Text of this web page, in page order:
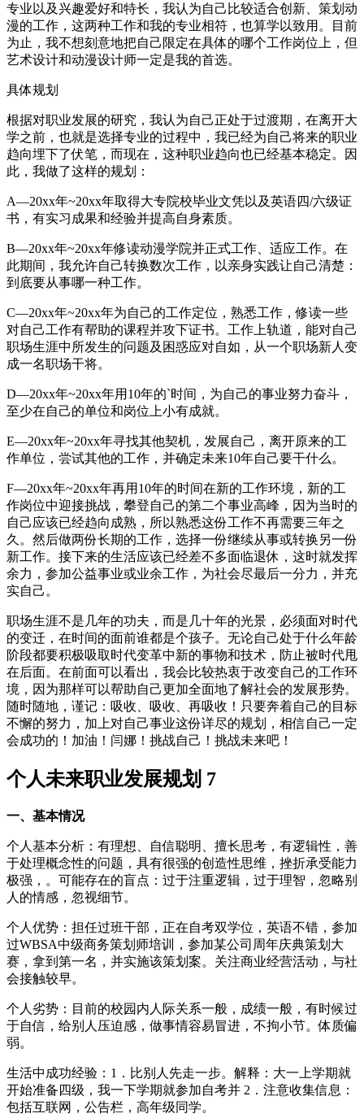
专业以及兴趣爱好和特长，我认为自己比较适合创新、策划动
漫的工作，这两种工作和我的专业相符，也算学以致用。目前
为止，我不想刻意地把自己限定在具体的哪个工作岗位上，但
艺术设计和动漫设计师一定是我的首选。
具体规划
根据对职业发展的研究，我认为自己正处于过渡期，在离开大
学之前，也就是选择专业的过程中，我已经为自己将来的职业
趋向埋下了伏笔，而现在，这种职业趋向也已经基本稳定。因
此，我做了这样的规划：
A—20xx年~20xx年取得大专院校毕业文凭以及英语四/六级证
书，有实习成果和经验并提高自身素质。
B—20xx年~20xx年修读动漫学院并正式工作、适应工作。在
此期间，我允许自己转换数次工作，以亲身实践让自己清楚：
到底要从事哪一种工作。
C—20xx年~20xx年为自己的工作定位，熟悉工作，修读一些
对自己工作有帮助的课程并攻下证书。工作上轨道，能对自己
职场生涯中所发生的问题及困惑应对自如，从一个职场新人变
成一名职场干将。
D—20xx年~20xx年用10年的`时间，为自己的事业努力奋斗，
至少在自己的单位和岗位上小有成就。
E—20xx年~20xx年寻找其他契机，发展自己，离开原来的工
作单位，尝试其他的工作，并确定未来10年自己要干什么。
F—20xx年~20xx年再用10年的时间在新的工作环境，新的工
作岗位中迎接挑战，攀登自己的第二个事业高峰，因为当时的
自己应该已经趋向成熟，所以熟悉这份工作不再需要三年之
久。然后做两份长期的工作，选择一份继续从事或转换另一份
新工作。接下来的生活应该已经差不多面临退休，这时就发挥
余力，参加公益事业或业余工作，为社会尽最后一分力，并充
实自己。
职场生涯不是几年的功夫，而是几十年的光景，必须面对时代
的变迁，在时间的面前谁都是个孩子。无论自己处于什么年龄
阶段都要积极吸取时代变革中新的事物和技术，防止被时代甩
在后面。在前面可以看出，我会比较热衷于改变自己的工作环
境，因为那样可以帮助自己更加全面地了解社会的发展形势。
随时随地，谨记：吸收、吸收、再吸收！只要奔着自己的目标
不懈的努力，加上对自己事业这份详尽的规划，相信自己一定
会成功的！加油！闫娜！挑战自己！挑战未来吧！
个人未来职业发展规划 7
一、基本情况
个人基本分析：有理想、自信聪明、擅长思考，有逻辑性，善
于处理概念性的问题，具有很强的创造性思维，挫折承受能力
极强，。可能存在的盲点：过于注重逻辑，过于理智，忽略别
人的情感，忽视细节。
个人优势：担任过班干部，正在自考双学位，英语不错，参加
过WBSA中级商务策划师培训，参加某公司周年庆典策划大
赛，拿到第一名，并实施该策划案。关注商业经营活动，与社
会接触较早。
个人劣势：目前的校园内人际关系一般，成绩一般，有时候过
于自信，给别人压迫感，做事情容易冒进，不拘小节。体质偏
弱。
生活中成功经验：1．比别人先走一步。解释：大一上学期就
开始准备四级，我一下学期就参加自考并 2．注意收集信息：
包括互联网，公告栏，高年级同学。